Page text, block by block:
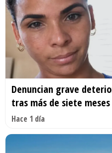
Denuncian grave
tras más de siete
Hace 1 día